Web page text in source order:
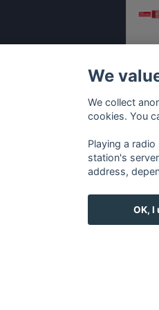
We
We collect
cookies. You
Playing a
station's
address,
OK, I